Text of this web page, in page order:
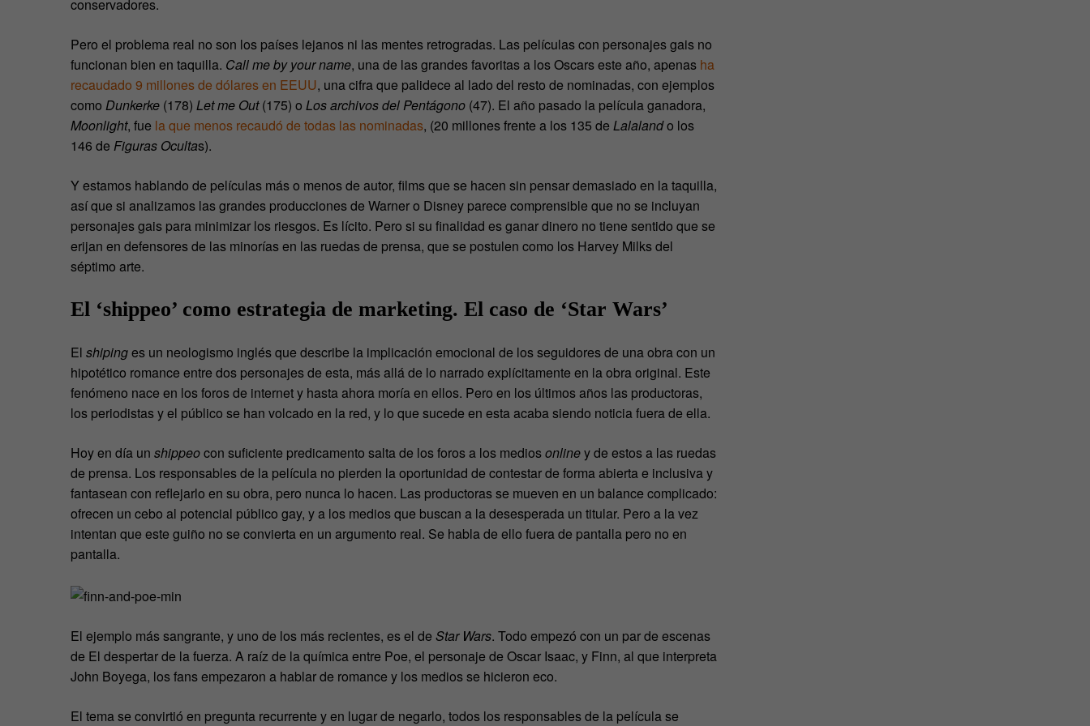
conservadores.
Pero el problema real no son los países lejanos ni las mentes retrogradas. Las películas con personajes gais no
funcionan bien en taquilla. Call me by your name, una de las grandes favoritas a los Oscars este año, apenas ha
recaudado 9 millones de dólares en EEUU, una cifra que palidece al lado del resto de nominadas, con ejemplos
como Dunkerke (178) Let me Out(175) o Los archivos del Pentágono (47). El año pasado la película ganadora,
Moonlight, fue la que menos recaudó de todas las nominadas, (20 millones frente a los 135 de Lalalando los
146 de Figuras Ocultas).
Y estamos hablando de películas más o menos de autor, films que se hacen sin pensar demasiado en la taquilla,
así que si analizamos las grandes producciones de Warner o Disney parece comprensible que no se incluyan
personajes gais para minimizar los riesgos. Es lícito. Pero si su finalidad es ganar dinero no tiene sentido que se
erijan en defensores de las minorías en las ruedas de prensa, que se postulen como los Harvey Milks del
séptimo arte.
El ‘shippeo’ como estrategia de marketing. El caso de ‘Star Wars’
El shipinges un neologismo inglés que describe la implicación emocional de los seguidores de una obra con un
hipotético romance entre dos personajes de esta, más allá de lo narrado explícitamente en la obra original. Este
fenómeno nace en los foros de internet y hasta ahora moría en ellos. Pero en los últimos años las productoras,
los periodistas y el público se han volcado en la red, y lo que sucede en esta acaba siendo noticia fuera de ella.
Hoy en día un shippeocon suficiente predicamento salta de los foros a los mediosonliney de estos a las ruedas
de prensa. Los responsables de la película no pierden la oportunidad de contestar de forma abierta e inclusiva y
fantasean con reflejarlo en su obra, pero nunca lo hacen. Las productoras se mueven en un balance complicado:
ofrecen un cebo al potencial público gay, y a los medios que buscan a la desesperada un titular. Pero a la vez
intentan que este guiño no se convierta en un argumento real. Se habla de ello fuera de pantalla pero no en
pantalla.
El ejemplo más sangrante, y uno de los más recientes, es el de Star Wars. Todo empezó con un par de escenas
de El despertar de la fuerza. A raíz de la química entre Poe, el personaje de Oscar Isaac, y Finn, al que interpreta
John Boyega, los fans empezaron a hablar de romance y los medios se hicieron eco.
El tema se convirtió en pregunta recurrente y en lugar de negarlo, todos los responsables de la película se